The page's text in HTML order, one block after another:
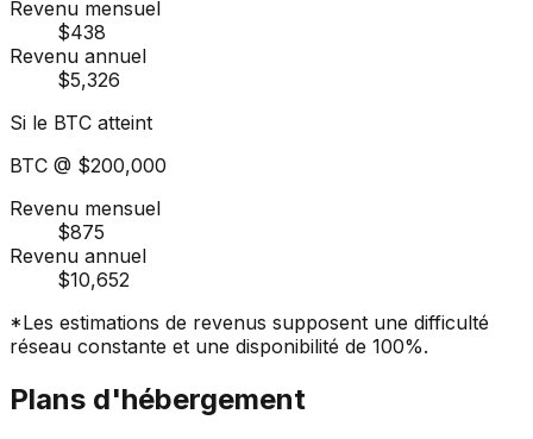
Revenu mensuel
$438
Revenu annuel
$5,326
Si le BTC atteint
BTC @ $200,000
Revenu mensuel
$875
Revenu annuel
$10,652
*Les estimations de revenus supposent une difficulté
réseau constante et une disponibilité de 100%.
Plans d'hébergement